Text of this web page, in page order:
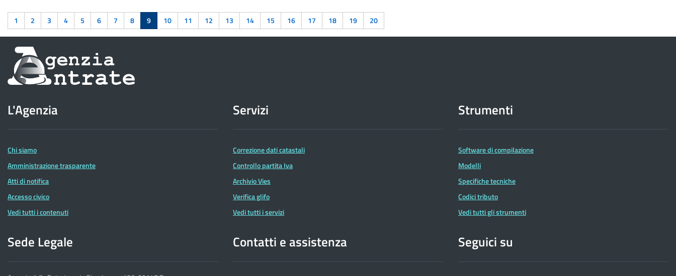
1 2 3 4 5 6 7 8 9 10 11 12 13 14 15 16 17 18 19 20
Informazioni
sul
dell'Agenzia
delle
Entrate
L'Agenzia
Chi siamo
Amministrazione trasparente
Atti di notifica
Accesso civico
Vedi tutti i contenuti
Servizi
Correzione dati catastali
Controllo partita Iva
Archivio Vies
Verifica glifo
Vedi tutti i servizi
Strumenti
Software di compilazione
Modelli
Specifiche tecniche
Codici tributo
Vedi tutti gli strumenti
Sede Legale Contatti e assistenza Seguici su